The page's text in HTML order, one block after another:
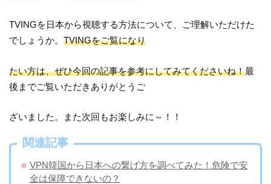
TVINGを日本から視聴する方法について、ご理解いただけた
でしょうか。TVINGをご覧になり
たい方は、ぜひ今回の記事を参考にしてみてくださいね！最
後までご覧いただきありがとうご
ざいました。また次回もお楽しみに～！！
関連記事
VPN韓国から日本への繋げ方を調べてみた！危険で安
全は保障できないの？